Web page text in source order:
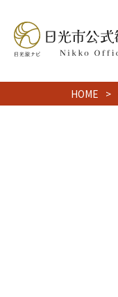
HOME